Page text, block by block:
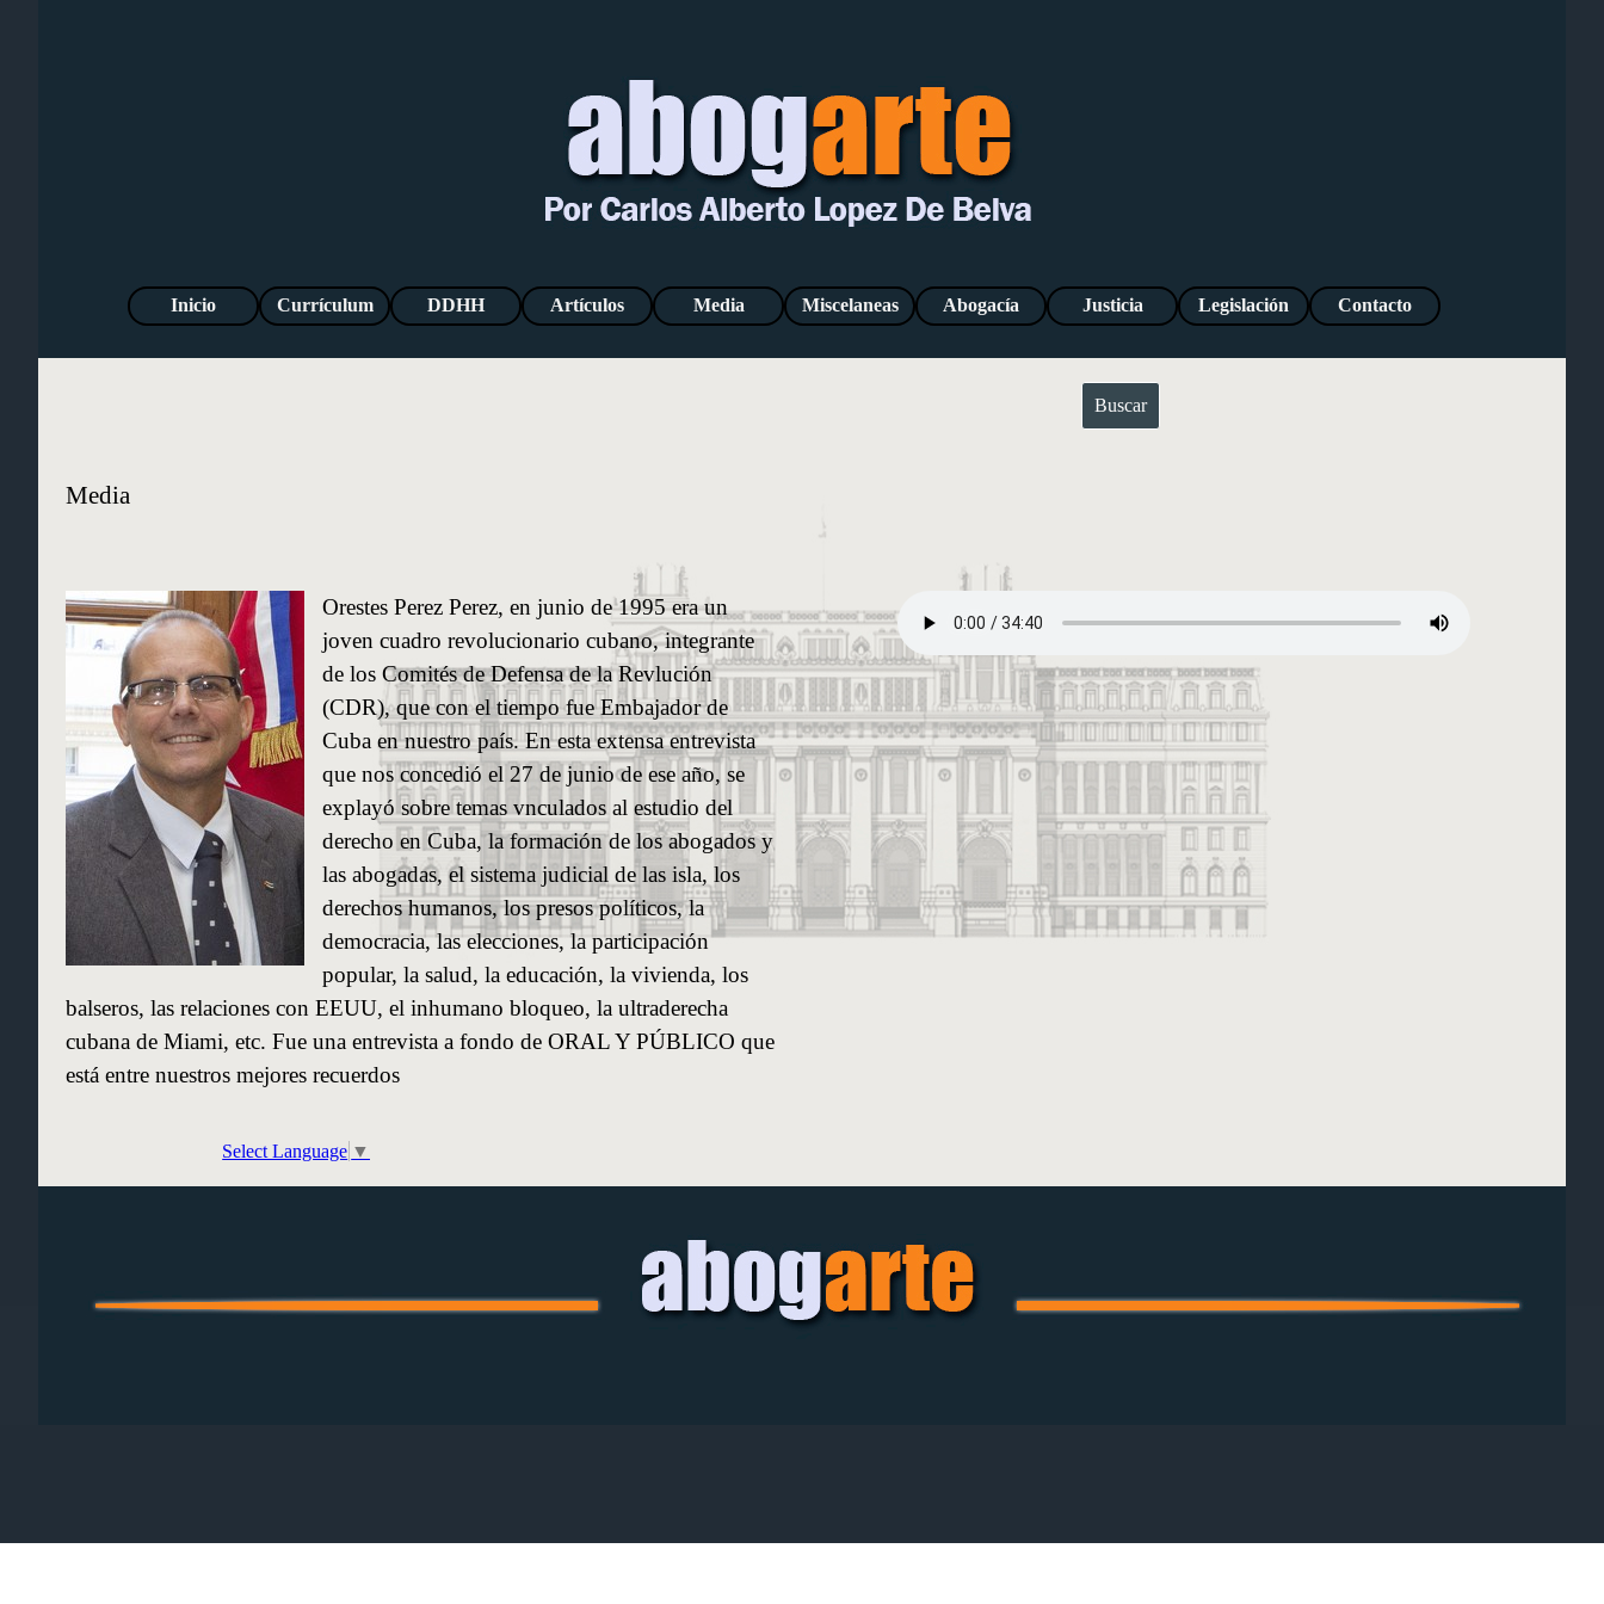
Saltar menú
Inicio Currículum DDHH Artículos Media Miscelaneas Abogacía Justicia Legislación Contacto
Buscar
Media
Orestes Perez Perez, en junio de 1995 era un
joven cuadro revolucionario cubano, integrante
de los Comités de Defensa de la Revlución
(CDR), que con el tiempo fue Embajador de
Cuba en nuestro país. En esta extensa entrevista
que nos concedió el 27 de junio de ese año, se
explayó sobre temas vnculados al estudio del
derecho en Cuba, la formación de los abogados y
las abogadas, el sistema judicial de las isla, los
derechos humanos, los presos políticos, la
democracia, las elecciones, la participación
popular, la salud, la educación, la vivienda, los
balseros, las relaciones con EEUU, el inhumano bloqueo, la ultraderecha
cubana de Miami, etc. Fue una entrevista a fondo de ORAL Y PÚBLICO que
está entre nuestros mejores recuerdos
Select Language ▼